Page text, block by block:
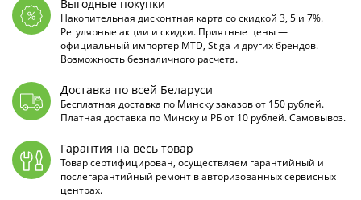
Выгодные покупки
Накопительная дисконтная карта со скидкой 3, 5 и 7%.
Регулярные акции и скидки. Приятные цены —
официальный импортёр MTD, Stiga и других брендов.
Возможность безналичного расчета.
Доставка по всей Беларуси
Бесплатная доставка по Минску заказов от 150 рублей.
Платная доставка по Минску и РБ от 10 рублей. Самовывоз.
Гарантия на весь товар
Товар сертифицирован, осуществляем гарантийный и
послегарантийный ремонт в авторизованных сервисных
центрах.